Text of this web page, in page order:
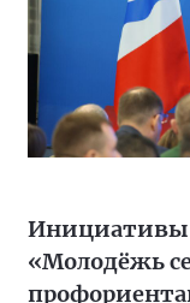
Инициативы
«Молодёжь